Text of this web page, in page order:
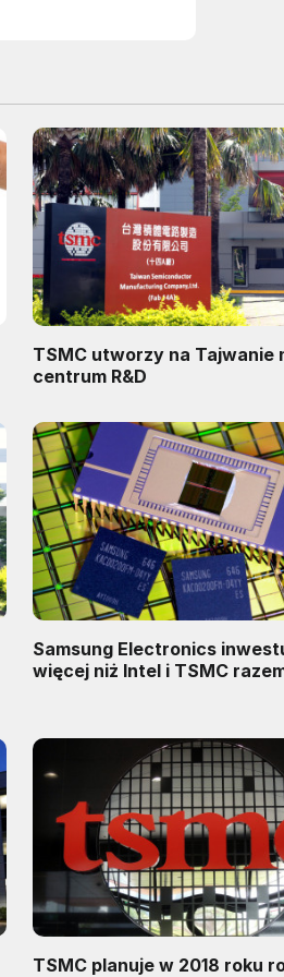
TSMC utworzy na Tajwanie
centrum R&D
Samsung Electronics
więcej niż Intel i TSMC
TSMC planuje w 2018 roku